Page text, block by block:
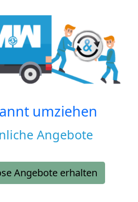
umziehen
Angebote
Angebote erhalten